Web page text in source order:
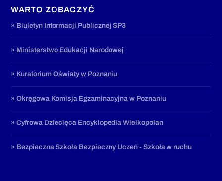
WARTO ZOBACZYĆ
» Biuletyn Informacji Publicznej SP3
» Ministerstwo Edukacji Narodowej
» Kuratorium Oświaty w Poznaniu
» Okręgowa Komisja Egzaminacyjna w Poznaniu
» Cyfrowa Dziecięca Encyklopedia Wielkopolan
» Bezpieczna Szkoła Bezpieczny Uczeń - Szkoła w ruchu